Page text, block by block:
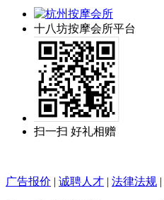
十八坊按摩会所平台
扫一扫 好礼相赠
广告报价 | 诚聘人才 | 法律法规 |